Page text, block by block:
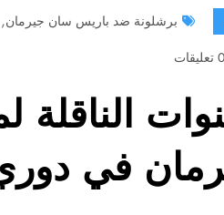
برشلونة ضد باريس سان جيرمان
0 تعليقات
في دوري